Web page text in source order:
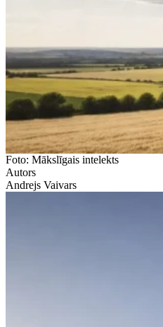
Foto: Mākslīgais intelekts
Autors
Andrejs Vaivars